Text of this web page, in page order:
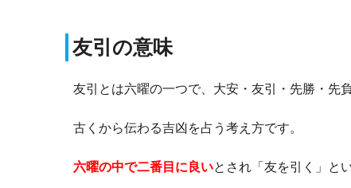
友引の意味
友引とは六曜の一つで、大安・友引・先勝・先
古くから伝わる吉凶を占う考え方です。
六曜の中で二番目に良いとされ「友を引く」と